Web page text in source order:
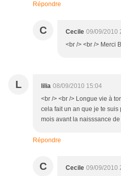
Répondre
C Cecile 09/09/2010
<br /> <br /> Merci
L lilia 08/09/2010 15:04
<br /> <br /> Longue vie à
cela fait un an que je te suis
mois avant la naisssance
Répondre
C Cecile 09/09/2010